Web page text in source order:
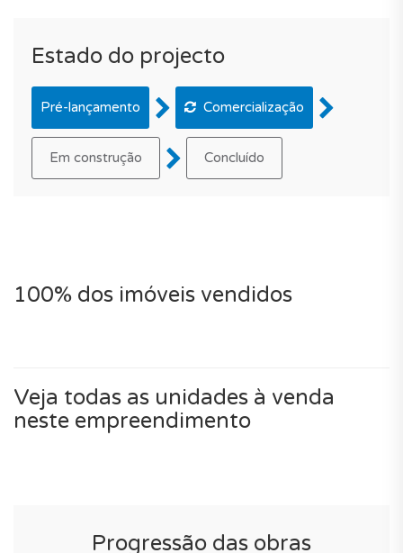
Estado do projecto
Pré-lançamento Comercialização
Em construção Concluído
100% dos imóveis vendidos
Veja todas as unidades à venda
neste empreendimento
Progressão das obras